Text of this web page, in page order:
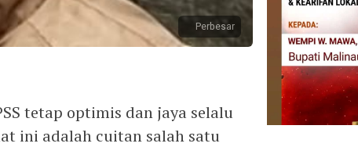
Perbesar
tetap optimis dan jaya selalu
ini adalah cuitan salah satu